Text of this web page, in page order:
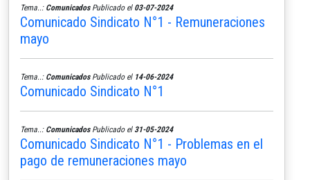
Tema..: ComunicadosPublicado el 03-07-2024
Comunicado Sindicato N°1 - Remuneraciones
mayo
Tema..: ComunicadosPublicado el 14-06-2024
Comunicado Sindicato N°1
Tema..: ComunicadosPublicado el 31-05-2024
Comunicado Sindicato N°1 - Problemas en el
pago de remuneraciones mayo